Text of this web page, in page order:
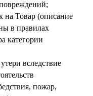
на Товар (описание
в правилах
категории
вследствие
пожар,